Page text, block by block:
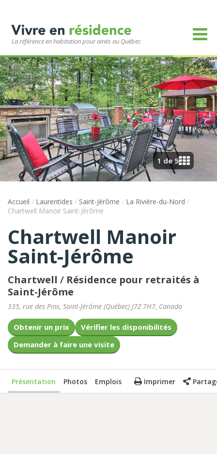
La référence en habitation pour ainés au Québec
1 de 5
Accueil / Laurentides / Saint-Jérôme / La Rivière-du-Nord /
Chartwell Manoir Saint-Jérôme
Chartwell Manoir
Saint-Jérôme
Chartwell / Résidence pour retraités à
Saint-Jérôme
335, rue des Pins, Saint-Jérôme (Québec) J7Z 7H7, Canada
Obtenir un prix
Vérifier les disponibilités
Demander à faire une visite
Présentation Photos Emplois Imprimer